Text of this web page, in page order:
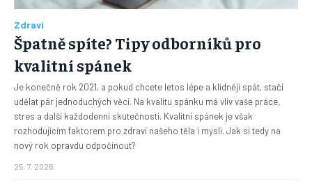
Zdraví
Špatně spíte? Tipy odborníků pro
kvalitní spánek
Je konečně rok 2021, a pokud chcete letos lépe a klidněji spát, stačí
udělat pár jednoduchých věcí. Na kvalitu spánku má vliv vaše práce,
stres a další každodenní skutečnosti. Kvalitní spánek je však
rozhodujícím faktorem pro zdraví našeho těla i mysli. Jak si tedy na
nový rok opravdu odpočinout?
25. 7. 2026